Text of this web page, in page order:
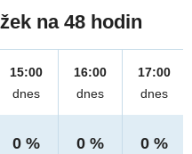
na 48 hodin
15:00
dnes
0 %
16:00
dnes
0 %
17:00
dnes
0 %